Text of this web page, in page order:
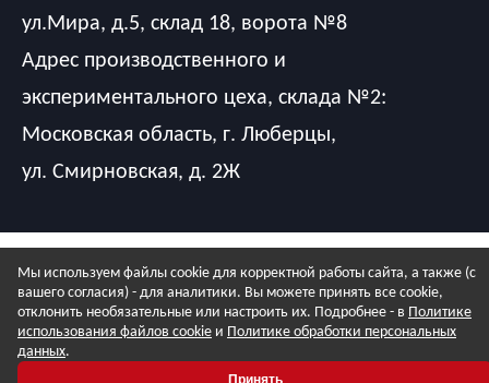
ул.Мира, д.5, склад 18, ворота №8
Адрес производственного и
экспериментального цеха, склада №2:
Московская область, г. Люберцы,
ул. Смирновская, д. 2Ж
Мы используем файлы cookie для корректной работы сайта, а также (с
вашего согласия) - для аналитики. Вы можете принять все cookie,
отклонить необязательные или настроить их. Подробнее - в Политике
использования файлов cookie и Политике обработки персональных
данных.
Принять